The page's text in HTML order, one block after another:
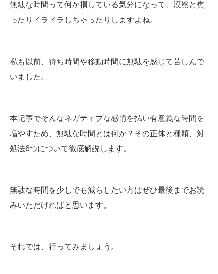
無駄な時間って何か損している気分になって、漠然と焦
ったりイライラしちゃったりしますよね。
私も以前、待ち時間や移動時間に無駄を感じて苦しんで
いました。
本記事でそんなネガティブな感情を払い有意義な時間を
増やすため、無駄な時間とは何か？その正体と種類、対
処法6つについて徹底解説します。
無駄な時間を少しでも減らしたい方はぜひ最後までお読
みいただければと思います。
それでは、行ってみましょう。